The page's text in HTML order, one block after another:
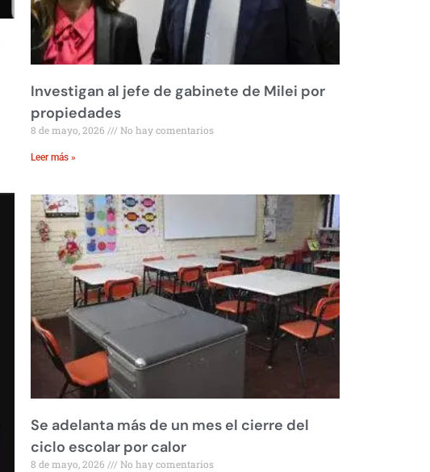
Investigan al jefe de gabinete de Milei por
propiedades
8 de mayo, 2026 No hay comentarios
Leer más »
Se adelanta más de un mes el cierre del
ciclo escolar por calor
8 de mayo, 2026 No hay comentarios